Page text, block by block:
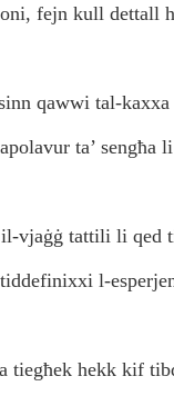
fejn kull dettall
qawwi tal-
ta’
vjaġġ tattili li
l-
hekk kif